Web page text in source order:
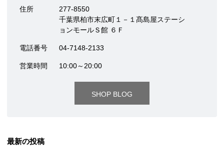
住所
277-8550
千葉県柏市末広町１－１髙島屋ステーシ
ョンモールＳ館 ６Ｆ
電話番号 04-7148-2133
営業時間 10:00～20:00
SHOP BLOG
最新の投稿